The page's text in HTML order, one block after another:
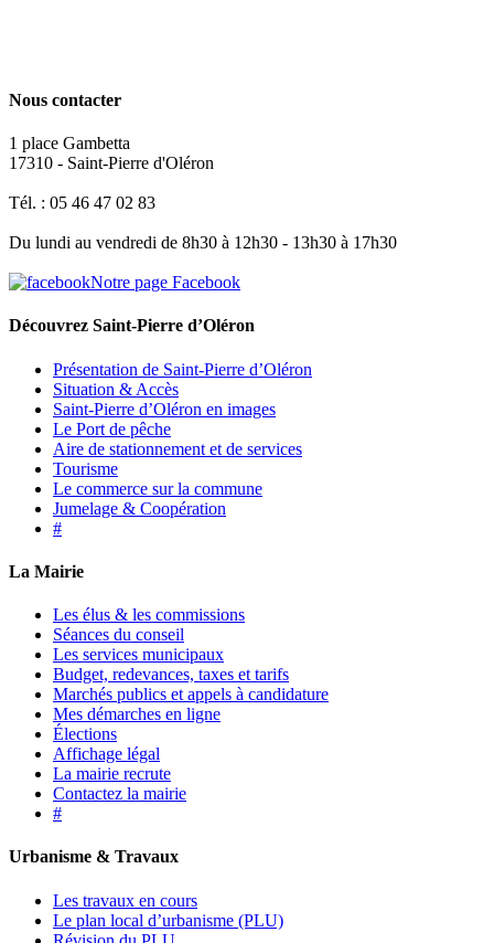
Nous contacter
1 place Gambetta
17310 - Saint-Pierre d'Oléron
Tél. : 05 46 47 02 83
Du lundi au vendredi de 8h30 à 12h30 - 13h30 à 17h30
Notre page Facebook
Découvrez Saint-Pierre d’Oléron
Présentation de Saint-Pierre d’Oléron
Situation & Accès
Saint-Pierre d’Oléron en images
Le Port de pêche
Aire de stationnement et de services
Tourisme
Le commerce sur la commune
Jumelage & Coopération
#
La Mairie
Les élus & les commissions
Séances du conseil
Les services municipaux
Budget, redevances, taxes et tarifs
Marchés publics et appels à candidature
Mes démarches en ligne
Élections
Affichage légal
La mairie recrute
Contactez la mairie
#
Urbanisme & Travaux
Les travaux en cours
Le plan local d’urbanisme (PLU)